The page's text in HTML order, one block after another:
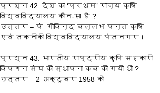
प्रश्‍न 42. देश का ‘प्रथम’ राज्य कृषि
विश्वविद्यालय कौन-सा है ?
उत्तर – पं. गोविन्द बल्लभ पन्त कृषि
एवं तकनीकी विश्वविद्यालय पंतनगर।
प्रश्‍न 43. भारतीय राष्ट्रीय कृषि सहकारी
विपणन संघ की स्थापना कब की गयी थी ?
उत्तर – 2 अक्टूबर 1958 को